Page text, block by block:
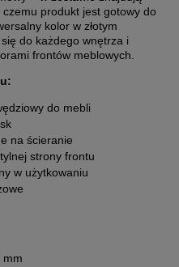
produkt jest gotowy do
kolor w złotym
do każdego wnętrza i
frontów meblowych.
do mebli
na ścieranie
strony frontu
w użytkowaniu
mm